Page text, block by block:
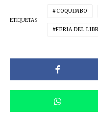
ETIQUETAS
COQUIMBO
FERIA DEL